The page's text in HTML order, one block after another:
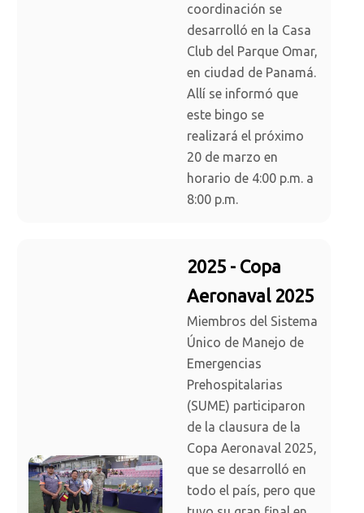
coordinación se
desarrolló en la Casa
Club del Parque Omar,
en ciudad de Panamá.
Allí se informó que
este bingo se
realizará el próximo
20 de marzo en
horario de 4:00 p.m. a
8:00 p.m.
2025 - Copa
Aeronaval 2025
Miembros del Sistema
Único de Manejo de
Emergencias
Prehospitalarias
(SUME) participaron
de la clausura de la
Copa Aeronaval 2025,
que se desarrolló en
todo el país, pero que